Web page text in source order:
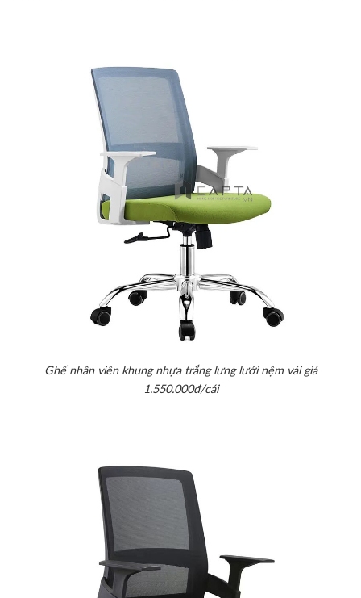
Ghế nhân viên khung nhựa trắng lưng lưới nệm vải giá
1.550.000đ/cái